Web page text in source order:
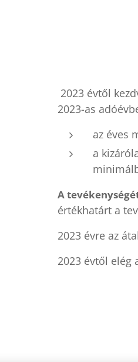
2023 évtől
2023-as
az éves
a
A
értékhatárt a
2023 évre az
2023 évtől elég